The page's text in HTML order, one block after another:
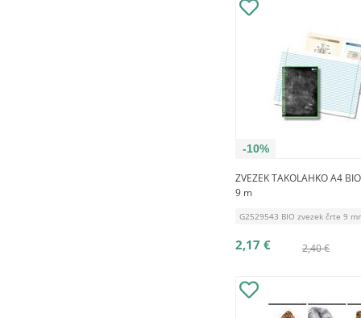
-10%
ZVEZEK TAKOLAHKO A4
9 m
G2529543 BIO zvezek črte 9
2,40 €
2,17 €